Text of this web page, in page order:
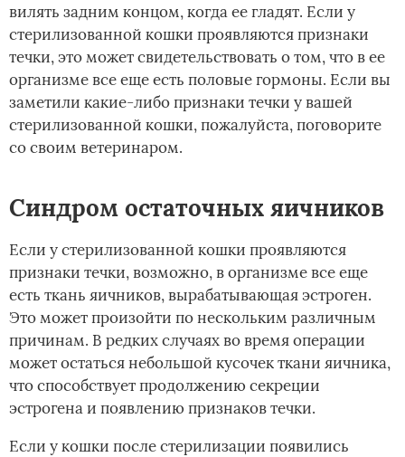
вилять задним концом, когда ее гладят. Если у
стерилизованной кошки проявляются признаки
течки, это может свидетельствовать о том, что в ее
организме все еще есть половые гормоны. Если вы
заметили какие-либо признаки течки у вашей
стерилизованной кошки, пожалуйста, поговорите
со своим ветеринаром.
Синдром остаточных яичников
Если у стерилизованной кошки проявляются
признаки течки, возможно, в организме все еще
есть ткань яичников, вырабатывающая эстроген.
Это может произойти по нескольким различным
причинам. В редких случаях во время операции
может остаться небольшой кусочек ткани яичника,
что способствует продолжению секреции
эстрогена и появлению признаков течки.
Если у кошки после стерилизации появились